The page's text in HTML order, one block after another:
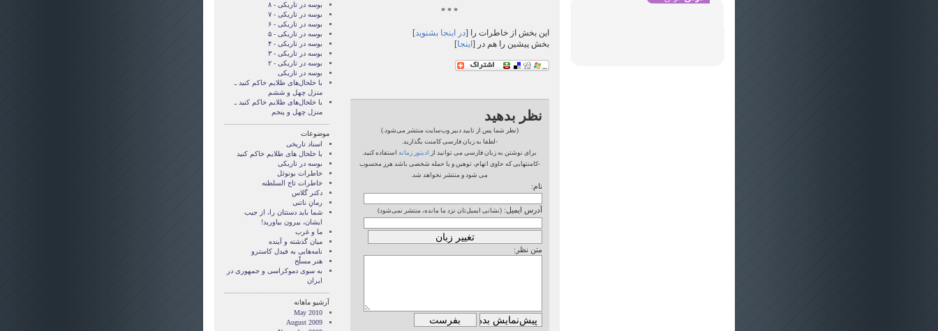
* * *
این بخش از خاطرات را [در اینجا بشنوید]
بخش پیشین را هم در [ اینجا]
نظر بدهید
(نظر شما پس از تایید دبیر وب‌سایت منتشر می‌شود.)
-لطفا به زبان فارسی کامنت بگذارید.
برای نوشتن به زبان فارسی می توانید از
ادیتور زمانه استفاده کنید.
-کامنتهایی که حاوی اتهام، توهین و یا حمله شخصی باشد هرز محسوب
می شود و منتشر نخواهد شد.
نام:
آدرس ایمیل: (نشانی ایمیل‌تان نزد ما مانده، منتشر نمی‌شود)
متن نظر:
بوسه در تاریکی - ۸
بوسه در تاریکی - ۷
بوسه در تاریکی - ۶
بوسه در تاریکی - ۵
بوسه در تاریکی - ۴
بوسه در تاریکی - ۳
بوسه در تاریکی - ۲
بوسه در تاریکی
با خلخال‌های طلایم خاکم کنید ـ
منزل چهل و ششم
با خلخال‌های طلایم خاکم کنید ـ
منزل چهل و پنجم
موضوعات
اسناد تاریخی
با خلخال های طلایم خاکم کنید
بوسه در تاریکی
خاطرات بونوئل
خاطرات تاج السلطنه
دکتر گلاس
رمانِ ناتنی
شما بايد دستتان را، از جيب
ايشان، بيرون بياوريد!
ما و غرب
میان گذشته و آینده
نامه‌هایی به فیدل کاسترو
هنر مسلّح
‌به سوی دموکراسی و جمهوری در
ایران
آرشیو ماهانه
May 2010
August 2009